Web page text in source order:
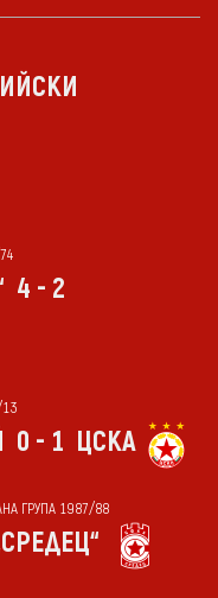
4 - 2
0 - 1 ЦСКА
ГРУПА 1987/88